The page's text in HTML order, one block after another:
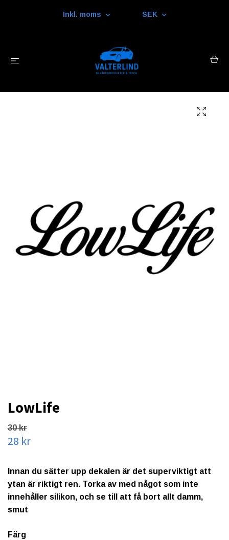
Inkl. moms SEK
LowLife
30 kr
28 kr
Innan du sätter upp dekalen är det superviktigt att
ytan är riktigt ren. Torka av med något som inte
innehåller silikon, och se till att få bort allt damm,
smut
Färg